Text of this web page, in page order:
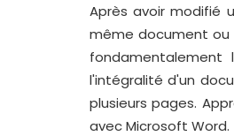
Après avoir modifié
même document ou
l'intégralité d'un
plusieurs pages.
avec Microsoft Word.